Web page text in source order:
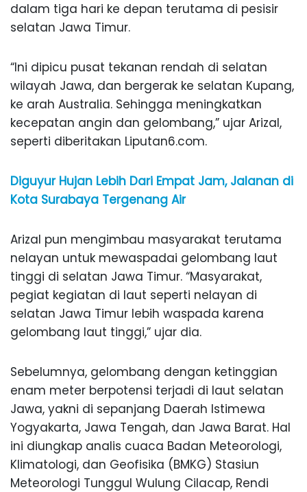
dalam tiga hari ke depan terutama di pesisir
selatan Jawa Timur.
“Ini dipicu pusat tekanan rendah di selatan
wilayah Jawa, dan bergerak ke selatan Kupang,
ke arah Australia. Sehingga meningkatkan
kecepatan angin dan gelombang,” ujar Arizal,
seperti diberitakan Liputan6.com.
Diguyur Hujan Lebih Dari Empat Jam, Jalanan di
Kota Surabaya Tergenang Air
Arizal pun mengimbau masyarakat terutama
nelayan untuk mewaspadai gelombang laut
tinggi di selatan Jawa Timur. “Masyarakat,
pegiat kegiatan di laut seperti nelayan di
selatan Jawa Timur lebih waspada karena
gelombang laut tinggi,” ujar dia.
Sebelumnya, gelombang dengan ketinggian
enam meter berpotensi terjadi di laut selatan
Jawa, yakni di sepanjang Daerah Istimewa
Yogyakarta, Jawa Tengah, dan Jawa Barat. Hal
ini diungkap analis cuaca Badan Meteorologi,
Klimatologi, dan Geofisika (BMKG) Stasiun
Meteorologi Tunggul Wulung Cilacap, Rendi